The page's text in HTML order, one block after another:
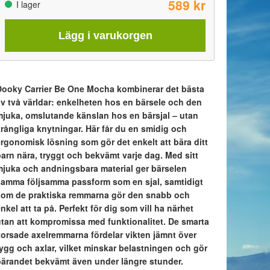
I lager 589 kr
Lägg i varukorgen
Carrier Be One Mocha kombinerar det bästa
två världar: enkelheten hos en bärsele och den
omslutande känslan hos en bärsjal – utan
knytningar. Här får du en smidig och
lösning som gör det enkelt att bära ditt
nära, tryggt och bekvämt varje dag. Med sitt
och andningsbara material ger bärselen
följsamma passform som en sjal, samtidigt
de praktiska remmarna gör den snabb och
att ta på. Perfekt för dig som vill ha närhet
att kompromissa med funktionalitet. De smarta
axelremmarna fördelar vikten jämnt över
och axlar, vilket minskar belastningen och gör
bekvämt även under längre stunder.